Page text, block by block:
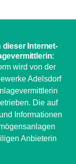
dieser Internet-
wird von der
Adelsdorf
Die auf
Informationen
Anbieterin